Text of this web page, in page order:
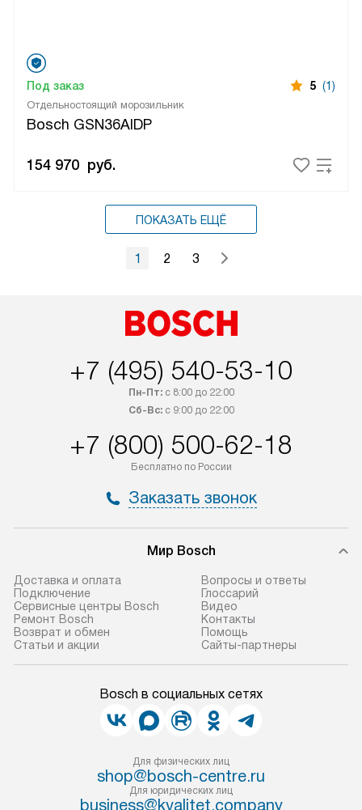
Отдельностоящий морозильник
Bosch GSN36AIDP
Под заказ 5 (1)
154 970 руб.
ПОКАЗАТЬ ЕЩЁ
1 2 3
+7 (495) 540-53-10
Пн-Пт:с 8:00 до 22:00
Сб-Вс:с 9:00 до 22:00
+7 (800) 500-62-18
Бесплатно по России
Заказать звонок
Мир Bosch
Доставка и оплата
Подключение
Сервисные центры Bosch
Ремонт Bosch
Возврат и обмен
Статьи и акции
Вопросы и ответы
Глоссарий
Видео
Контакты
Помощь
Сайты-партнеры
Bosch в социальных сетях
Для физических лиц
shop@bosch-centre.ru
Для юридических лиц
business@kvalitet.company